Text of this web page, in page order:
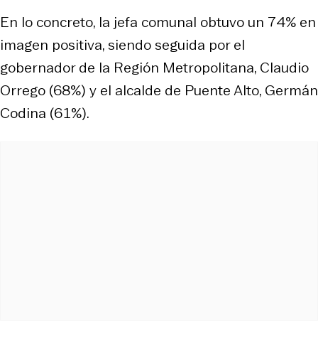
En lo concreto, la jefa comunal obtuvo un 74% en
imagen positiva, siendo seguida por el
gobernador de la Región Metropolitana, Claudio
Orrego (68%) y el alcalde de Puente Alto, Germán
Codina (61%).